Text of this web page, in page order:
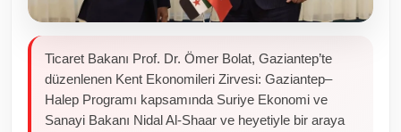
Ticaret Bakanı Prof. Dr. Ömer Bolat, Gaziantep’te
düzenlenen Kent Ekonomileri Zirvesi: Gaziantep–
Halep Programı kapsamında Suriye Ekonomi ve
Sanayi Bakanı Nidal Al-Shaar ve heyetiyle bir araya